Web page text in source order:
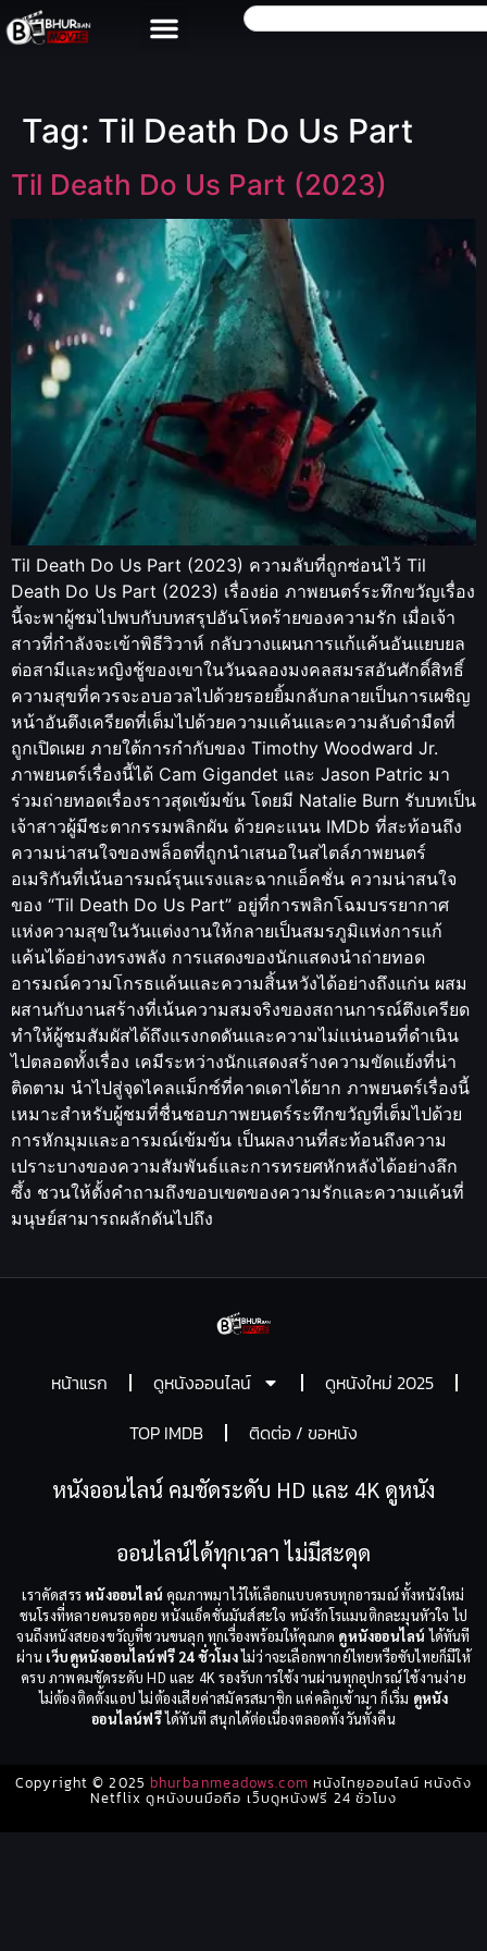
Tag: Til Death Do Us Part
Til Death Do Us Part (2023)
Til Death Do Us Part (2023) ความลับที่ถูกซ่อนไว้ Til
Death Do Us Part (2023) เรื่องย่อ ภาพยนตร์ระทึกขวัญเรื่อง
นี้จะพาผู้ชมไปพบกับบทสรุปอันโหดร้ายของความรัก เมื่อเจ้า
สาวที่กำลังจะเข้าพิธีวิวาห์ กลับวางแผนการแก้แค้นอันแยบยล
ต่อสามีและหญิงชู้ของเขาในวันฉลองมงคลสมรสอันศักดิ์สิทธิ์
ความสุขที่ควรจะอบอวลไปด้วยรอยยิ้มกลับกลายเป็นการเผชิญ
หน้าอันตึงเครียดที่เต็มไปด้วยความแค้นและความลับดำมืดที่
ถูกเปิดเผย ภายใต้การกำกับของ Timothy Woodward Jr.
ภาพยนตร์เรื่องนี้ได้ Cam Gigandet และ Jason Patric มา
ร่วมถ่ายทอดเรื่องราวสุดเข้มข้น โดยมี Natalie Burn รับบทเป็น
เจ้าสาวผู้มีชะตากรรมพลิกผัน ด้วยคะแนน IMDb ที่สะท้อนถึง
ความน่าสนใจของพล็อตที่ถูกนำเสนอในสไตล์ภาพยนตร์
อเมริกันที่เน้นอารมณ์รุนแรงและฉากแอ็คชั่น ความน่าสนใจ
ของ “Til Death Do Us Part” อยู่ที่การพลิกโฉมบรรยากาศ
แห่งความสุขในวันแต่งงานให้กลายเป็นสมรภูมิแห่งการแก้
แค้นได้อย่างทรงพลัง การแสดงของนักแสดงนำถ่ายทอด
อารมณ์ความโกรธแค้นและความสิ้นหวังได้อย่างถึงแก่น ผสม
ผสานกับงานสร้างที่เน้นความสมจริงของสถานการณ์ตึงเครียด
ทำให้ผู้ชมสัมผัสได้ถึงแรงกดดันและความไม่แน่นอนที่ดำเนิน
ไปตลอดทั้งเรื่อง เคมีระหว่างนักแสดงสร้างความขัดแย้งที่น่า
ติดตาม นำไปสู่จุดไคลแม็กซ์ที่คาดเดาได้ยาก ภาพยนตร์เรื่องนี้
เหมาะสำหรับผู้ชมที่ชื่นชอบภาพยนตร์ระทึกขวัญที่เต็มไปด้วย
การหักมุมและอารมณ์เข้มข้น เป็นผลงานที่สะท้อนถึงความ
เปราะบางของความสัมพันธ์และการทรยศหักหลังได้อย่างลึก
ซึ้ง ชวนให้ตั้งคำถามถึงขอบเขตของความรักและความแค้นที่
มนุษย์สามารถผลักดันไปถึง
หน้าแรก ดูหนังออนไลน์
ดูหนังใหม่ 2025
TOP IMDB
ติดต่อ / ขอหนัง
หนังออนไลน์ คมชัดระดับ HD และ 4K ดูหนัง
ออนไลน์ได้ทุกเวลา ไม่มีสะดุด
เราคัดสรรหนังออนไลน์ คุณภาพมาไว้ให้เลือกแบบครบทุกอารมณ์ ทั้งหนังใหม่
ชนโรงที่หลายคนรอคอย หนังแอ็คชั่นมันส์สะใจ หนังรักโรแมนติกละมุนหัวใจ ไป
จนถึงหนังสยองขวัญที่ชวนขนลุก ทุกเรื่องพร้อมให้คุณกด ดูหนังออนไลน์ ได้ทันที
ผ่าน เว็บดูหนังออนไลน์ฟรี 24 ชั่วโมงไม่ว่าจะเลือกพากย์ไทยหรือซับไทยก็มีให้
ครบ ภาพคมชัดระดับ HD และ 4K รองรับการใช้งานผ่านทุกอุปกรณ์ ใช้งานง่าย
ไม่ต้องติดตั้งแอป ไม่ต้องเสียค่าสมัครสมาชิก แค่คลิกเข้ามา ก็เริ่ม ดูหนัง
ออนไลน์ฟรีได้ทันที สนุกได้ต่อเนื่องตลอดทั้งวันทั้งคืน
Copyright © 2025 bhurbanmeadows.com หนังไทยออนไลน์ หนังดัง
Netflix ดูหนังบนมือถือ เว็บดูหนังฟรี 24 ชั่วโมง